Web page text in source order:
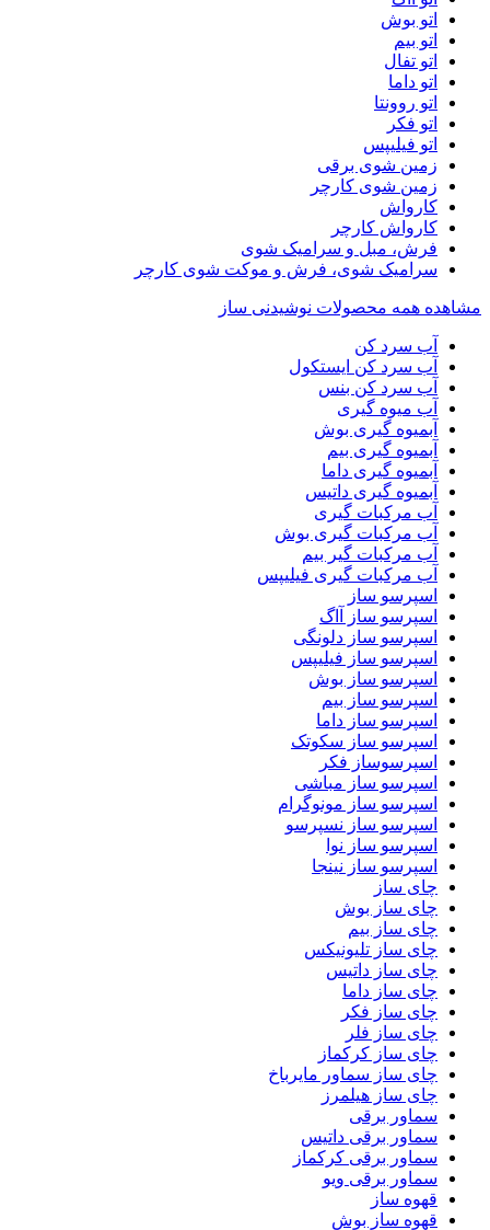
اتو بوش
اتو بیم
اتو تفال
اتو داما
اتو روونتا
اتو فکر
اتو فیلیپس
زمین شوی برقی
زمین شوی کارچر
کارواش
کارواش کارچر
فرش، مبل و سرامیک شوی
سرامیک شوی، فرش و موکت شوی کارچر
مشاهده همه محصولات نوشیدنی ساز
آب سرد کن
آب سرد کن ایستکول
آب سرد کن بنس
آب میوه گیری
آبمیوه گیری بوش
آبمیوه گیری بیم
آبمیوه گیری داما
آبمیوه گیری داتیس
آب مرکبات گیری
آب مرکبات گیری بوش
آب مرکبات گیر بیم
آب مرکبات گیری فیلیپس
اسپرسو ساز
اسپرسو ساز آاگ
اسپرسو ساز دلونگی
اسپرسو ساز فیلیپس
اسپرسو ساز بوش
اسپرسو ساز بیم
اسپرسو ساز داما
اسپرسو ساز سکوتک
اسپرسوساز فکر
اسپرسو ساز مباشی
اسپرسو ساز مونوگرام
اسپرسو ساز نسپرسو
اسپرسو ساز نوا
اسپرسو ساز نینجا
چای ساز
چای ساز بوش
چای ساز بیم
چای ساز تلیونیکس
چای ساز داتیس
چای ساز داما
چای ساز فکر
چای ساز فلر
چای ساز کرکماز
چای ساز سماور مایرباخ
چای ساز هیلمرز
سماور برقی
سماور برقی داتیس
سماور برقی کرکماز
سماور برقی ویو
قهوه ساز
قهوه ساز بوش